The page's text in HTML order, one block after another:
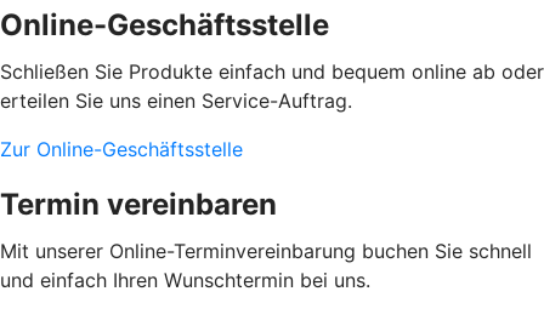
Online-Geschäftsstelle
Schließen Sie Produkte einfach und bequem online ab oder
erteilen Sie uns einen Service-Auftrag.
Zur Online-Geschäftsstelle
Termin vereinbaren
Mit unserer Online-Terminvereinbarung buchen Sie schnell
und einfach Ihren Wunschtermin bei uns.